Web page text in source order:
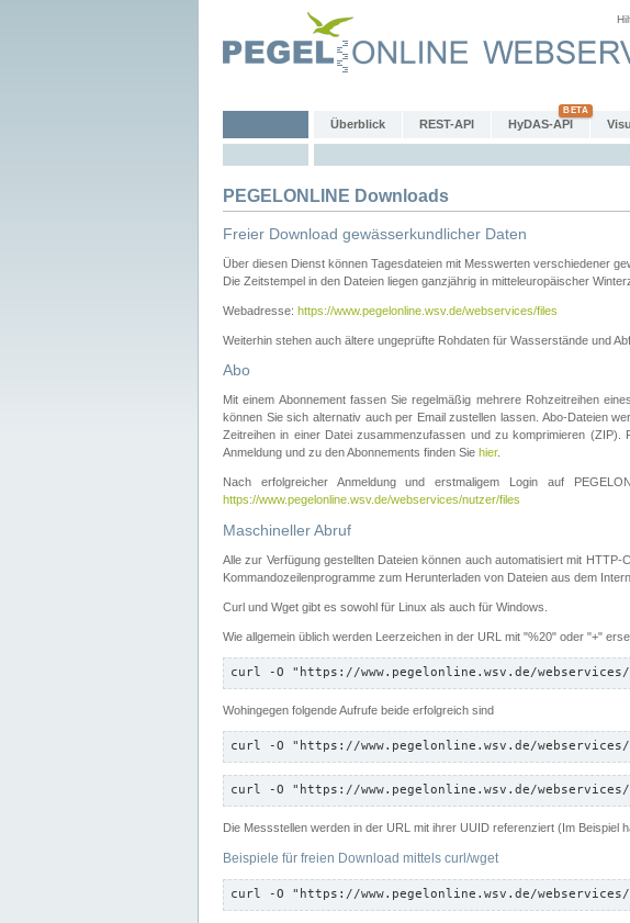
Überblick REST-API HyDAS-API
PEGELONLINE Downloads
Freier Download gewässerkundlicher Daten
Über diesen Dienst können Tagesdateien mit Messwerten verschiedener
Die Zeitstempel in den Dateien liegen ganzjährig in mitteleuropäischer
Webadresse: https://www.pegelonline.wsv.de/webservices/files
Weiterhin stehen auch ältere ungeprüfte Rohdaten für Wasserstände und
Abo
Mit einem Abonnement fassen Sie regelmäßig mehrere Rohzeitreihen
können Sie sich alternativ auch per Email zustellen lassen. Abo-Dateien
Zeitreihen in einer Datei zusammenzufassen und zu komprimieren
Anmeldung und zu den Abonnements finden Sie hier.
Nach erfolgreicher Anmeldung und erstmaligem Login auf
https://www.pegelonline.wsv.de/webservices/nutzer/files
Maschineller Abruf
Alle zur Verfügung gestellten Dateien können auch automatisiert mit
Kommandozeilenprogramme zum Herunterladen von Dateien aus dem
Curl und Wget gibt es sowohl für Linux als auch für Windows.
Wie allgemein üblich werden Leerzeichen in der URL mit "%20" oder "+"
curl -O "https://www.pegelonline.wsv.de/webservices/
Wohingegen folgende Aufrufe beide erfolgreich sind
curl -O "https://www.pegelonline.wsv.de/
curl -O "https://www.pegelonline.wsv.de/
Die Messstellen werden in der URL mit ihrer UUID referenziert (Im Beispiel
Beispiele für freien Download mittels curl/wget
curl -O "https://www.pegelonline.wsv.de/webservices/